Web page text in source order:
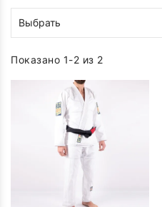
Выбрать
Показано 1-2 из 2